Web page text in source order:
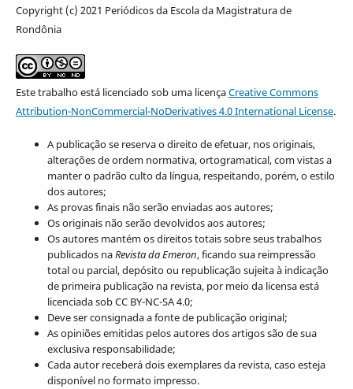
Copyright (c) 2021 Periódicos da Escola da Magistratura de
Rondônia
Este trabalho está licenciado sob uma licençaCreative Commons
Attribution-NonCommercial-NoDerivatives 4.0 International License.
A publicação se reserva o direito de efetuar, nos originais,
alterações de ordem normativa, ortogramatical, com vistas a
manter o padrão culto da língua, respeitando, porém, o estilo
dos autores;
As provas finais não serão enviadas aos autores;
Os originais não serão devolvidos aos autores;
Os autores mantém os direitos totais sobre seus trabalhos
publicados naRevista da Emeron, ficando sua reimpressão
total ou parcial, depósito ou republicação sujeita à indicação
de primeira publicação na revista, por meio da licensa está
licenciada sob CC BY-NC-SA 4.0;
Deve ser consignada a fonte de publicação original;
As opiniões emitidas pelos autores dos artigos são de sua
exclusiva responsabilidade;
Cada autor receberá dois exemplares da revista, caso esteja
disponível no formato impresso.